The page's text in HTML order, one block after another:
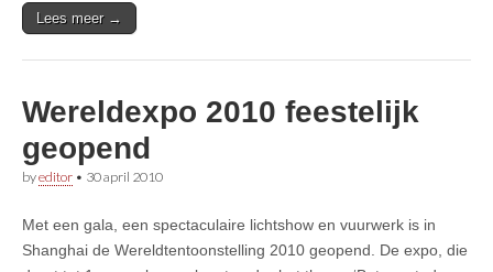
Lees meer →
Wereldexpo 2010 feestelijk
geopend
byeditor • 30 april 2010
Met een gala, een spectaculaire lichtshow en vuurwerk is in
Shanghai de Wereldtentoonstelling 2010 geopend. De expo, die